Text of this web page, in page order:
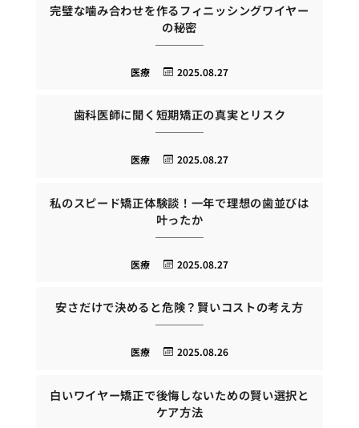
完璧な噛み合わせを作るフィニッシングワイヤー
の秘密
2025.08.27
医療
歯科医師に聞く短期矯正の真実とリスク
2025.08.27
医療
私のスピード矯正体験談！一年で理想の歯並びは
叶ったか
2025.08.27
医療
安さだけで決めると危険？賢いコストの考え方
2025.08.26
医療
白いワイヤー矯正で後悔しないための賢い選択と
ケア方法